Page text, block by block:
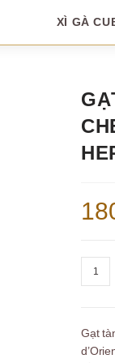
XÌ GÀ
Gạt
tàn
Cheval
Gạt